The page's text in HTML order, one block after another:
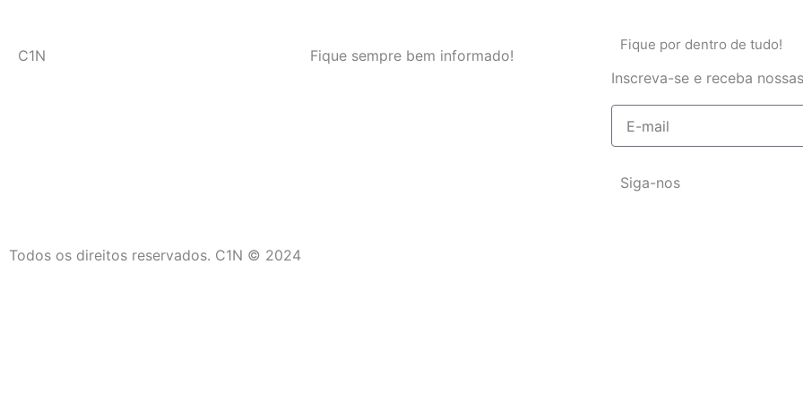
C1N Fique sempre bem informado!
Fique por dentro de tudo!
Inscreva-se e receba
mail
Siga-nos
Todos os direitos reservados. C1N © 2024